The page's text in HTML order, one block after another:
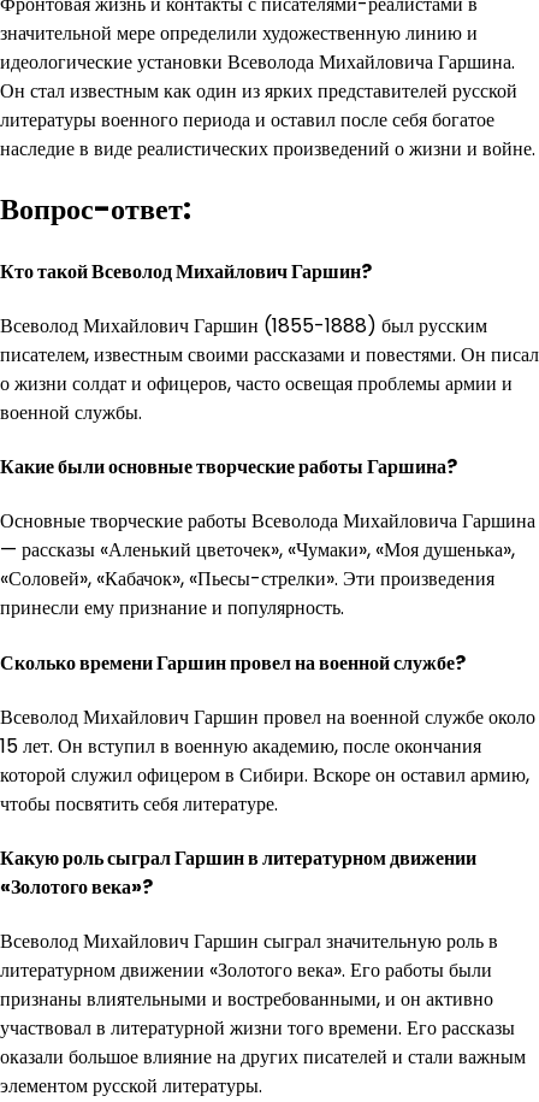
значительной мере определили художественную линию и
идеологические установки Всеволода Михайловича Гаршина.
Он стал известным как один из ярких представителей русской
литературы военного периода и оставил после себя богатое
наследие в виде реалистических произведений о жизни и войне.
Вопрос-ответ:
Кто такой Всеволод Михайлович Гаршин?
Всеволод Михайлович Гаршин (1855-1888) был русским
писателем, известным своими рассказами и повестями. Он писал
о жизни солдат и офицеров, часто освещая проблемы армии и
военной службы.
Какие были основные творческие работы Гаршина?
Основные творческие работы Всеволода Михайловича Гаршина
— рассказы «Аленький цветочек», «Чумаки», «Моя душенька»,
«Соловей», «Кабачок», «Пьесы-стрелки». Эти произведения
принесли ему признание и популярность.
Сколько времени Гаршин провел на военной службе?
Всеволод Михайлович Гаршин провел на военной службе около
15 лет. Он вступил в военную академию, после окончания
которой служил офицером в Сибири. Вскоре он оставил армию,
чтобы посвятить себя литературе.
Какую роль сыграл Гаршин в литературном движении
«Золотого века»?
Всеволод Михайлович Гаршин сыграл значительную роль в
литературном движении «Золотого века». Его работы были
признаны влиятельными и востребованными, и он активно
участвовал в литературной жизни того времени. Его рассказы
оказали большое влияние на других писателей и стали важным
элементом русской литературы.